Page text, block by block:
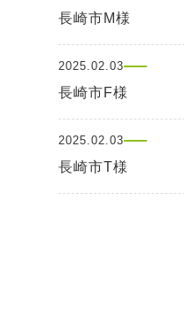
長崎市M様
2025.02.03
長崎市F様
2025.02.03
長崎市T様